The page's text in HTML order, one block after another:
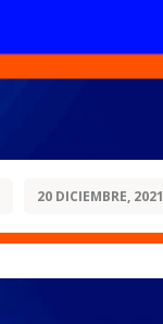
20 DICIEMBRE, 2021